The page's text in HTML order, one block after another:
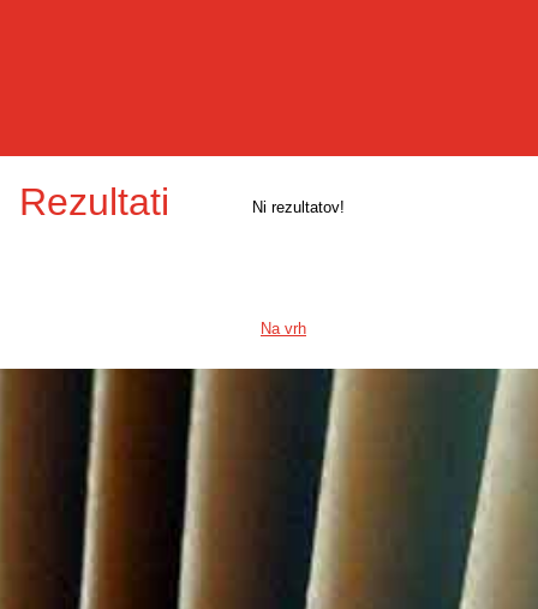
Rezultati Ni rezultatov!
Na vrh